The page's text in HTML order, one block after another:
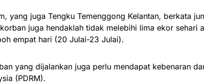
yang juga Tengku Temenggong Kelantan, berkata
juga hendaklah tidak melebihi lima ekor sehari
empat hari (20 Julai-23 Julai).
yang dijalankan juga perlu mendapat kebenaran
(PDRM).